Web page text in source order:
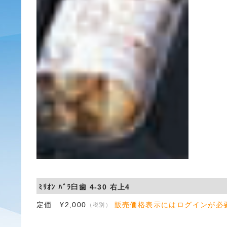
ﾐﾘｵﾝ ﾊﾞﾗ臼歯 4-30 右上4
定価 ¥2,000 （税別） 販売価格表示にはログインが必